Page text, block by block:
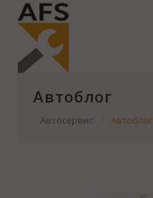
Автоблог
Автосервис Автоблог